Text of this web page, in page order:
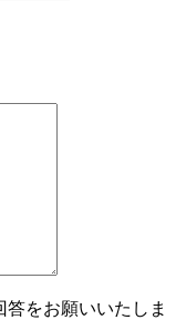
をお願いいたしま